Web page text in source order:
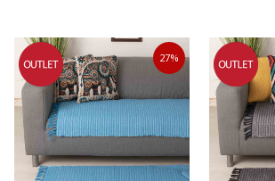
Veličina
70X120 70X200 70X160
Dodaj u korpu Veličina
70X120
27%